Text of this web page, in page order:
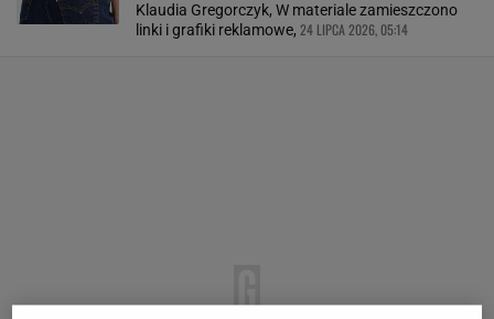
Klaudia Gregorczyk, W materiale zamieszczono
linki i grafiki reklamowe, 24 LIPCA 2026, 05:14